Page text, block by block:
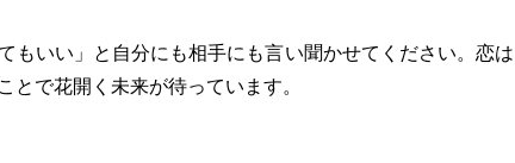
もいい」と自分にも相手にも言い聞かせてください。恋は
で花開く未来が待っています。